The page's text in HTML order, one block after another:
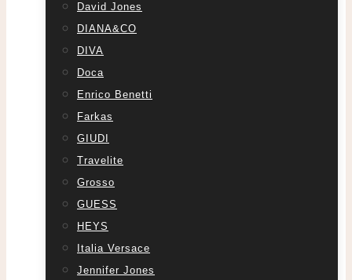
David Jones
DIANA&CO
DIVA
Doca
Enrico Benetti
Farkas
GIUDI
Travelite
Grosso
GUESS
HEYS
Italia Versace
Jennifer Jones